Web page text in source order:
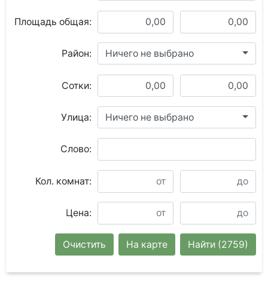
Площадь общая:
Район: Ничего не выбрано
Сотки:
Улица: Ничего не выбрано
Слово:
Кол. комнат:
Цена:
Найти (2759)
На карте
Очистить